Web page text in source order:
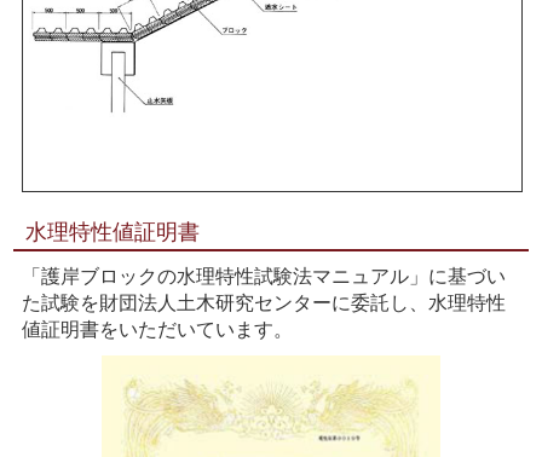
水理特性値証明書
「護岸ブロックの水理特性試験法マニュアル」に基づい
た試験を財団法人土木研究センターに委託し、水理特性
値証明書をいただいています。